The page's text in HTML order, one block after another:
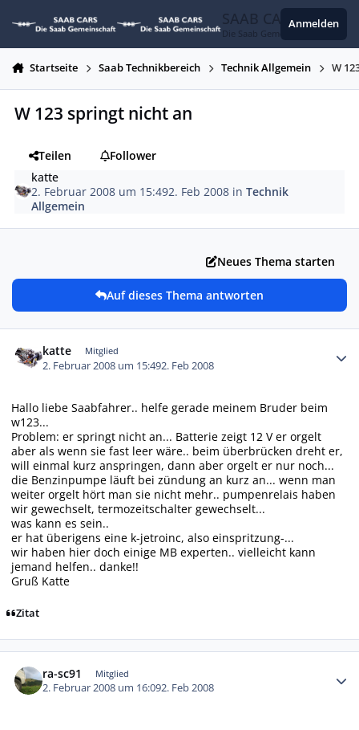
SAAB CARS
Die Saab Gemeinschaft
Anmelden
Startseite Saab Technikbereich Technik Allgemein W
W 123 springt nicht an
Teilen
Follower
katte
2. Februar 2008 um 15:492. Feb 2008 inTechnik
Allgemein
Neues Thema starten
Auf dieses Thema antworten
katte Mitglied
2. Februar 2008 um 15:492. Feb 2008
Hallo liebe Saabfahrer.. helfe gerade meinem Bruder beim
w123...
Problem: er springt nicht an... Batterie zeigt 12 V er orgelt
aber als wenn sie fast leer wäre.. beim überbrücken dreht er,
will einmal kurz anspringen, dann aber orgelt er nur noch...
die Benzinpumpe läuft bei zündung an kurz an... wenn man
weiter orgelt hört man sie nicht mehr.. pumpenrelais haben
wir gewechselt, termozeitschalter gewechselt...
was kann es sein..
er hat überigens eine k-jetroinc, also einspritzung-...
wir haben hier doch einige MB experten.. vielleicht kann
jemand helfen.. danke!!
Gruß Katte
Zitat
ra-sc91 Mitglied
2. Februar 2008 um 16:092. Feb 2008